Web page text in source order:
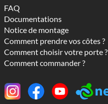
FAQ
Documentations
Notice de montage
Comment prendre vos côtes ?
Comment choisir votre porte ?
Comment commander ?